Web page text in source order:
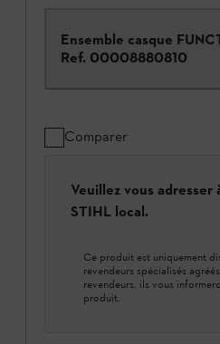
Ensemble casque
Ref. 00008880810
Comparer
Veuillez vous
STIHL local.
Ce produit est uniquement
revendeurs spécialisés
revendeurs, ils vous
produit.